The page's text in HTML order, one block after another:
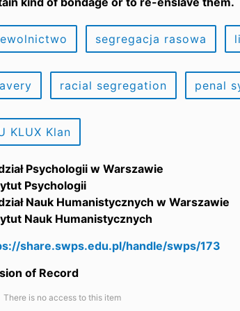
segregacja rasowa
racial segregation penal
KLUX Klan
Psychologii w Warszawie
Psychologii
Nauk Humanistycznych w Warszawie
Nauk Humanistycznych
share.swps.edu.pl/handle/swps/173
of Record
There is no access to this item